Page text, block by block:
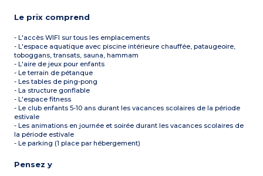
Le prix comprend
- L'accès WIFI sur tous les emplacements
- L'espace aquatique avec piscine intérieure chauffée, pataugeoire,
toboggans, transats, sauna, hammam
- L'aire de jeux pour enfants
- Le terrain de pétanque
- Les tables de ping-pong
- La structure gonflable
- L'espace fitness
- Le club enfants 5-10 ans durant les vacances scolaires de la période
estivale
- Les animations en journée et soirée durant les vacances scolaires de
la période estivale
- Le parking (1 place par hébergement)
Pensez y